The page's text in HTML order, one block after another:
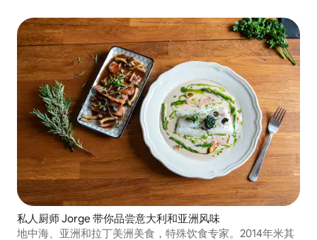
私人厨师 Jorge 带你品尝意大利和亚洲风味
地中海、亚洲和拉丁美洲美食，特殊饮食专家。2014年米其